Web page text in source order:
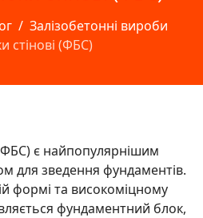
Залізобетонні вироби
стінові (ФБС)
є найпопулярнішим
для зведення фундаментів.
формі та високоміцному
фундаментний блок,